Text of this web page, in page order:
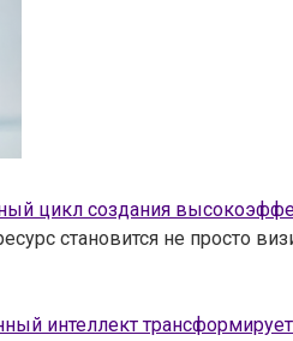
цикл создания
становится не просто
интеллект